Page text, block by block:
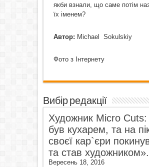
якби взнали, що саме потім
їх іменем?
Автор: Michael Sokulskiy
Фото з Інтернету
Вибір редакції
Художник Micro
був кухарем, та на
своєї кар`єри
та став художником».
Вересень 18, 2016